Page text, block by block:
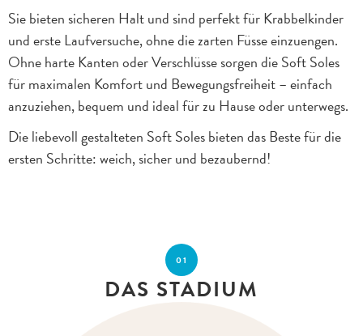
Sie bieten sicheren Halt und sind perfekt für Krabbelkinder
und erste Laufversuche, ohne die zarten Füsse einzuengen.
Ohne harte Kanten oder Verschlüsse sorgen die Soft Soles
für maximalen Komfort und Bewegungsfreiheit – einfach
anzuziehen, bequem und ideal für zu Hause oder unterwegs.
Die liebevoll gestalteten Soft Soles bieten das Beste für die
ersten Schritte: weich, sicher und bezaubernd!
01
DAS STADIUM